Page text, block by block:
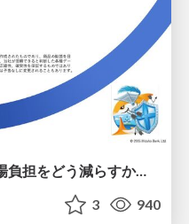
全社統制を維持しながら現場負担をどう減らすか〜プラットフォームチームとセキュリティチームで進めたSecurity Hub活用によるAWS統制の見直し〜/secjaws-security-hub-custom-insights
3 940